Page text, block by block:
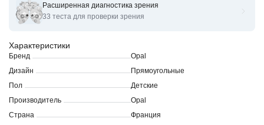
Оправы для очков корригирующих OPAL OWII126
Характеристики
Бренд
Opal
Дизайн
Прямоугольные
Пол
Детские
Производитель
Opal
Страна
Франция
Расширенная диагностика зрения
33 теста для проверки зрения